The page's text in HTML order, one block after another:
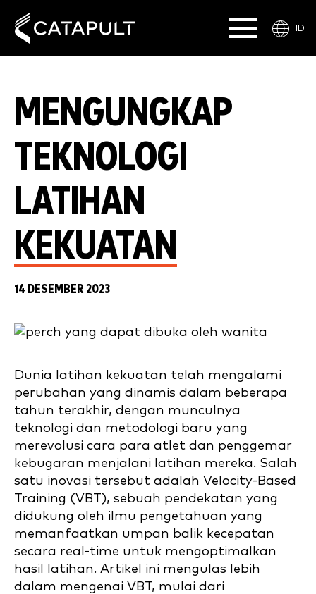
ID
MENGUNGKAP
TEKNOLOGI
LATIHAN
KEKUATAN
14 DESEMBER 2023
Dunia latihan kekuatan telah mengalami
perubahan yang dinamis dalam beberapa
tahun terakhir, dengan munculnya
teknologi dan metodologi baru yang
merevolusi cara para atlet dan penggemar
kebugaran menjalani latihan mereka. Salah
satu inovasi tersebut adalah Velocity-Based
Training (VBT), sebuah pendekatan yang
didukung oleh ilmu pengetahuan yang
memanfaatkan umpan balik kecepatan
secara real-time untuk mengoptimalkan
hasil latihan. Artikel ini mengulas lebih
dalam mengenai VBT, mulai dari